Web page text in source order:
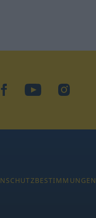
facebookYouTubeInstagram